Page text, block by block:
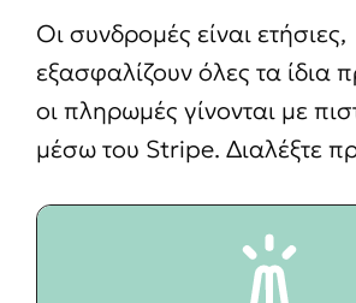
Οι συνδρομές είναι ετήσιες,
εξασφαλίζουν όλες τα ίδια
οι πληρωμές γίνονται με
μέσω του Stripe. Διαλέξτε